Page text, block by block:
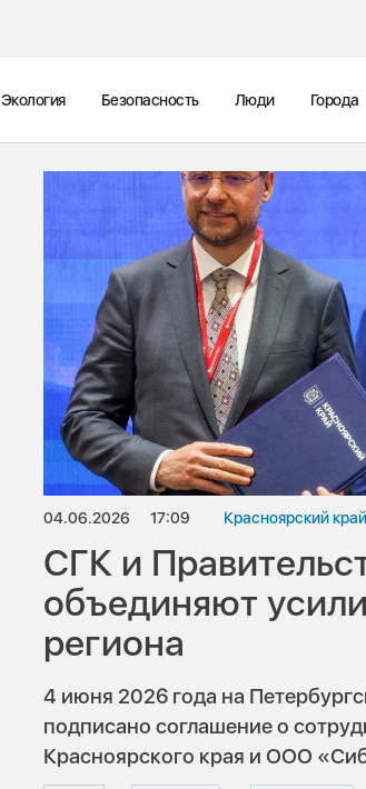
Экология Безопасность Люди Города
04.06.2026 17:09 Красноярский край
СГК и
объединяют
региона
4 июня 2026 года на
подписано соглашение о
Красноярского края и ООО